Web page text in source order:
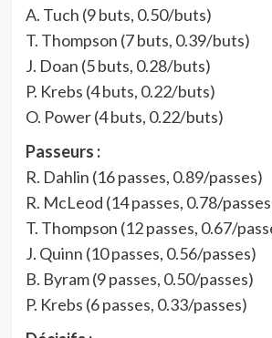
A. Tuch (9 buts, 0.50/buts)
T. Thompson (7 buts, 0.39/buts)
J. Doan (5 buts, 0.28/buts)
P. Krebs (4 buts, 0.22/buts)
O. Power (4 buts, 0.22/buts)
Passeurs :
R. Dahlin (16 passes, 0.89/passes)
R. McLeod (14 passes, 0.78/
T. Thompson (12 passes, 0.67/
J. Quinn (10 passes, 0.56/passes)
B. Byram (9 passes, 0.50/passes)
P. Krebs (6 passes, 0.33/passes)